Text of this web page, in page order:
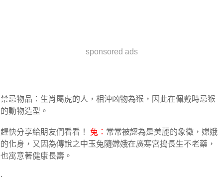
sponsored ads
禁忌物品：生肖屬虎的人，相沖凶物為猴，因此在佩戴時忌猴
的動物造型。
趕快分享給朋友們看看！ 兔： 常常被認為是美麗的象徵，嫦娥
的化身，又因為傳說之中玉兔隨嫦娥在廣寒宮搗長生不老藥，
也寓意著健康長壽。
.